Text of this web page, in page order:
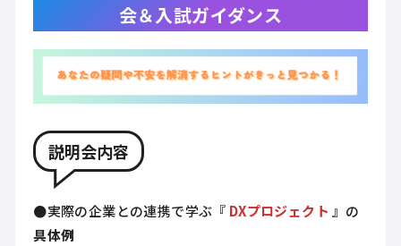
会＆入試ガイダンス
説明会内容
●実際の企業との連携で学ぶ『 DXプロジェクト 』の
具体例